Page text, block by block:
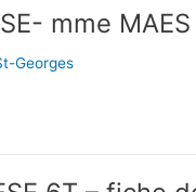
mme MAES
Georges